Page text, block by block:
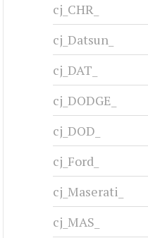
cj_CHR_
cj_Datsun_
cj_DAT_
cj_DODGE_
cj_DOD_
cj_Ford_
cj_Maserati_
cj_MAS_